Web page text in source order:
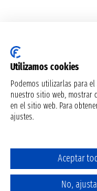
Utilizamos cookies
Podemos utilizarlas para
nuestro sitio web, mostrar
en el sitio web. Para
ajustes.
Aceptar
No,